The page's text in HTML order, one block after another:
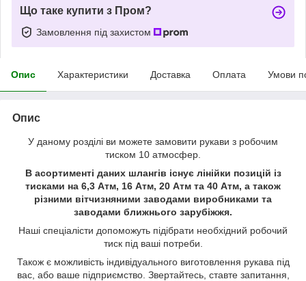
Що таке купити з Пром?
Замовлення під захистом
Опис Характеристики Доставка Оплата Умови
Опис
У даному розділі ви можете замовити рукави з робочим
тиском 10 атмосфер.
В асортименті даних шлангів існує лінійки позицій із
тисками на 6,3 Атм, 16 Атм, 20 Атм та 40 Атм, а також
різними вітчизняними заводами виробниками та
заводами ближнього зарубіжжя.
Наші спеціалісти допоможуть підібрати необхідний робочий
тиск під ваші потреби.
Також є можливість індивідуального виготовлення рукава під
вас, або ваше підприємство. Звертайтесь, ставте запитання,